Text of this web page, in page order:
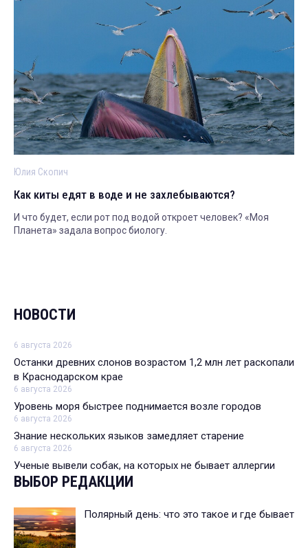
Юлия Скопич
Как киты едят в воде и не захлебываются?
И что будет, если рот под водой откроет человек? «Моя
Планета» задала вопрос биологу.
НОВОСТИ
6 августа 2026
Останки древних слонов возрастом 1,2 млн лет раскопали
в Краснодарском крае
6 августа 2026
Уровень моря быстрее поднимается возле городов
6 августа 2026
Знание нескольких языков замедляет старение
6 августа 2026
Ученые вывели собак, на которых не бывает аллергии
ВЫБОР РЕДАКЦИИ
Полярный день: что это такое и где бывает